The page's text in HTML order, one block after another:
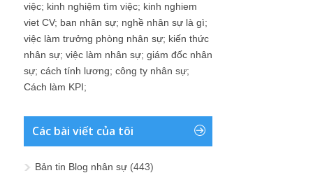
việc; kinh nghiệm tìm việc; kinh nghiem
viet CV; ban nhân sự; nghề nhân sự là gì;
việc làm trưởng phòng nhân sự; kiến thức
nhân sự; việc làm nhân sự; giám đốc nhân
sự; cách tính lương; công ty nhân sự;
Cách làm KPI;
Các bài viết của tôi
Bản tin Blog nhân sự (443)